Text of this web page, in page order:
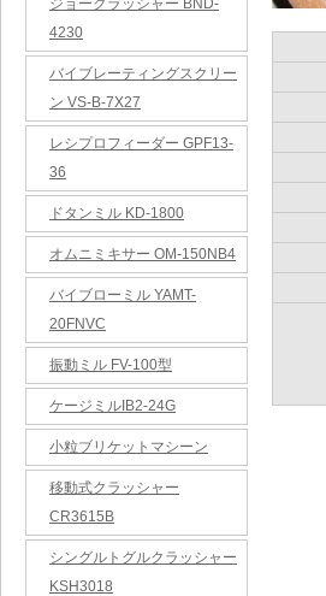
ジョークラッシャー BND-
4230
バイブレーティングスクリー
ン VS-B-7X27
レシプロフィーダー GPF13-
36
ドタンミル KD-1800
オムニミキサー OM-150NB4
バイブローミル YAMT-
20FNVC
振動ミル FV-100型
ケージミルIB2-24G
小粒ブリケットマシーン
移動式クラッシャー
CR3615B
シングルトグルクラッシャー
KSH3018